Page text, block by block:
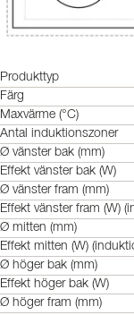
Produkttyp
Färg
Maxvärme (°C)
Antal induktionszoner
Ø vänster bak (mm)
Effekt vänster bak (W)
Ø vänster fram (mm)
Effekt vänster fram (W)
Ø mitten (mm)
Effekt mitten (W)
Ø höger bak (mm)
Effekt höger bak (W)
Ø höger fram (mm)